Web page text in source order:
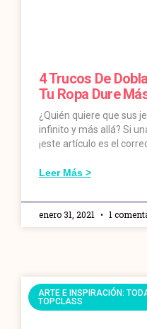
4 Trucos De
Tu Ropa Dure
¿Quién quiere que sus
infinito y más allá? Si
¡este artículo es el
Leer Más >
enero 31, 2021 1
ARTE E INSPIRACIÓN:
TOPCLASS